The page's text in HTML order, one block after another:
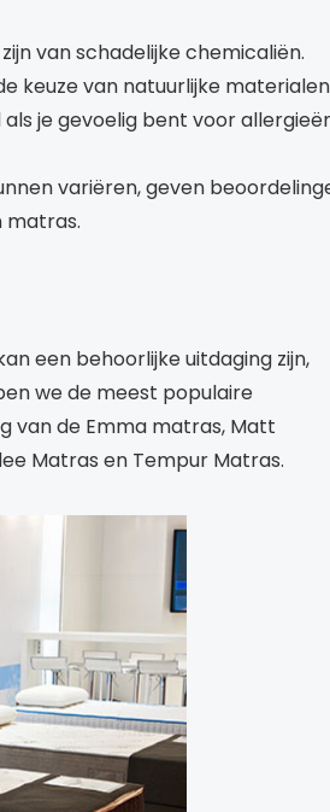
van schadelijke chemicaliën.
keuze van natuurlijke materialen
je gevoelig bent voor
variëren, geven
matras.
een behoorlijke uitdaging zijn,
we de meest populaire
van de Emma matras, Matt
Matras en Tempur Matras.